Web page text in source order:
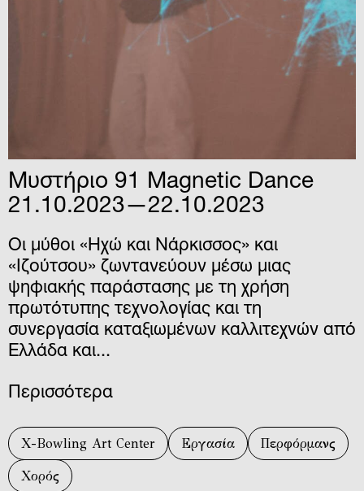
Μυστήριο 91 Magnetic Dance
21.10.2023—22.10.2023
Οι μύθοι «Ηχώ και Νάρκισσος» και
«Ιζούτσου» ζωντανεύουν μέσω μιας
ψηφιακής παράστασης με τη χρήση
πρωτότυπης τεχνολογίας και τη
συνεργασία καταξιωμένων καλλιτεχνών από
Ελλάδα και...
Περισσότερα
X-Bowling Art Center Εργασία Περφόρμανς
Χορός